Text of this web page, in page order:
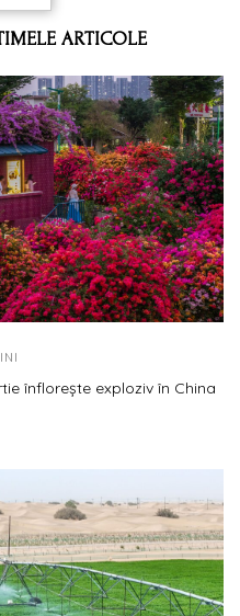
ARTICOLE
înflorește exploziv în China